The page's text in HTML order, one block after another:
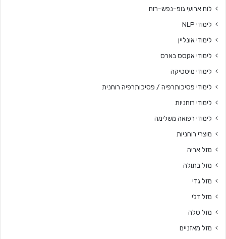
לוח ארועי גופ-נפש-רוח
לימודי NLP
לימודי אונליין
לימודי אקסס בארס
לימודי מיסטיקה
לימודי פסיכותרפיה / פסיכותרפיה רוחנית
לימודי רוחניות
לימודי רפואה משלימה
מוצרי רוחניות
מזל אריה
מזל בתולה
מזל גדי
מזל דלי
מזל טלה
מזל מאזניים